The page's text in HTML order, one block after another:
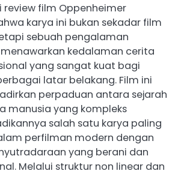
review film Oppenheimer
karya ini bukan sekadar film
sebuah pengalaman
kedalaman cerita
yang sangat kuat bagi
latar belakang. Film ini
perpaduan antara sejarah
manusia yang kompleks
salah satu karya paling
perfilman modern dengan
yang berani dan
Melalui struktur non linear dan